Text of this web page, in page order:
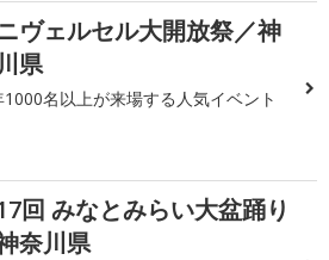
ヴェルセル大開放祭／神
県
1000名以上が来場する人気イベント
回 みなとみらい大盆踊り
奈川県